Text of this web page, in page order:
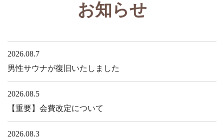
お知らせ
2026.08.7
男性サウナが復旧いたしました
2026.08.5
【重要】会費改定について
2026.08.3